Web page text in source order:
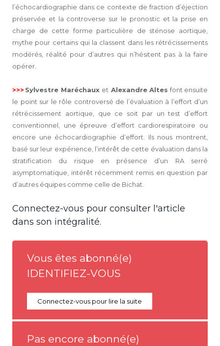
l’échocardiographie dans ce contexte de fraction d’éjection
préservée et la controverse sur le pronostic et la prise en
charge de cette forme particulière de sténose aortique,
mythe pour certains qui la classent dans les rétrécissements
modérés, réalité pour d’autres qui n’hésitent pas à la faire
opérer.
>>> Sylvestre Maréchaux et Alexandre Altes font ensuite
le point sur le rôle controversé de l’évaluation à l’effort d’un
rétrécissement aortique, que ce soit par un test d’effort
conventionnel, une épreuve d’effort cardiorespiratoire ou
encore une échocardiographie d’effort. Ils nous montrent,
basé sur leur expérience, l’intérêt de cette évaluation dans la
stratification du risque en présence d’un RA serré
asymptomatique, intérêt récemment remis en question par
d’autres équipes comme celle de Bichat.
Connectez-vous pour consulter l'article
dans son intégralité.
Vous êtes abonné(e)
IDENTIFIEZ-VOUS
Connectez-vous pour lire la suite
Pas encore abonné(e)